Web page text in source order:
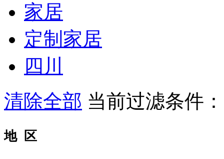
家居
定制家居
四川
清除全部 当前过滤条件
地 区